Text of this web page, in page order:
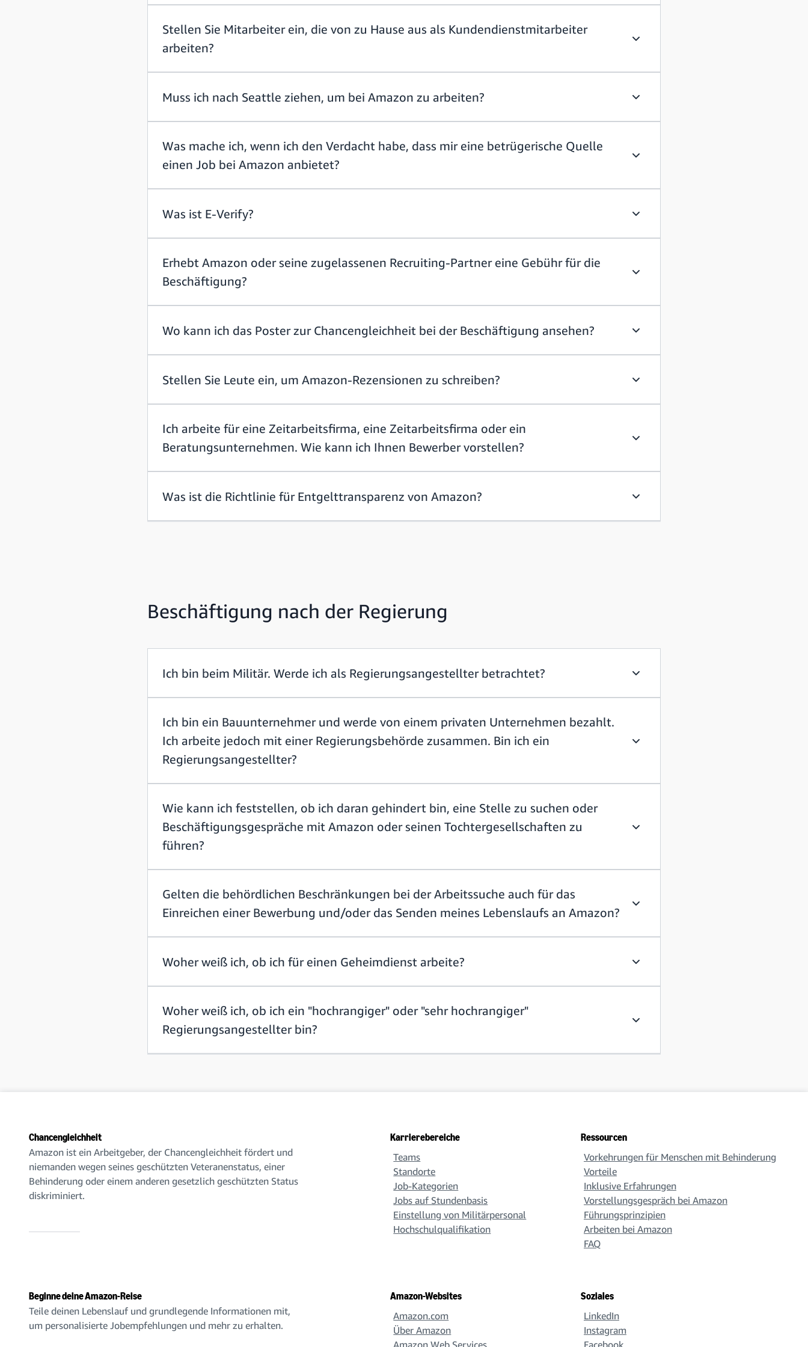
Stellen Sie Mitarbeiter ein, die von zu Hause aus als Kundendienstmitarbeiter
arbeiten?
Muss ich nach Seattle ziehen, um bei Amazon zu arbeiten?
Was mache ich, wenn ich den Verdacht habe, dass mir eine betrügerische Quelle
einen Job bei Amazon anbietet?
Was ist E-Verify?
Erhebt Amazon oder seine zugelassenen Recruiting-Partner eine Gebühr für die
Beschäftigung?
Wo kann ich das Poster zur Chancengleichheit bei der Beschäftigung ansehen?
Stellen Sie Leute ein, um Amazon-Rezensionen zu schreiben?
Ich arbeite für eine Zeitarbeitsfirma, eine Zeitarbeitsfirma oder ein
Beratungsunternehmen. Wie kann ich Ihnen Bewerber vorstellen?
Was ist die Richtlinie für Entgelttransparenz von Amazon?
Beschäftigung nach der Regierung
Ich bin beim Militär. Werde ich als Regierungsangestellter betrachtet?
Ich bin ein Bauunternehmer und werde von einem privaten Unternehmen bezahlt.
Ich arbeite jedoch mit einer Regierungsbehörde zusammen. Bin ich ein
Regierungsangestellter?
Wie kann ich feststellen, ob ich daran gehindert bin, eine Stelle zu suchen oder
Beschäftigungsgespräche mit Amazon oder seinen Tochtergesellschaften zu
führen?
Gelten die behördlichen Beschränkungen bei der Arbeitssuche auch für das
Einreichen einer Bewerbung und/oder das Senden meines Lebenslaufs an Amazon?
Woher weiß ich, ob ich für einen Geheimdienst arbeite?
Woher weiß ich, ob ich ein "hochrangiger" oder "sehr hochrangiger"
Regierungsangestellter bin?
Chancengleichheit
Amazon ist ein Arbeitgeber, der Chancengleichheit fördert und
niemanden wegen seines geschützten Veteranenstatus, einer
Behinderung oder einem anderen gesetzlich geschützten Status
diskriminiert.
Karrierebereiche
Teams
Standorte
Job-Kategorien
Jobs auf Stundenbasis
Einstellung von Militärpersonal
Hochschulqualifikation
Ressourcen
Vorkehrungen für Menschen mit Behinderung
Vorteile
Inklusive Erfahrungen
Vorstellungsgespräch bei Amazon
Führungsprinzipien
Arbeiten bei Amazon
FAQ
Beginne deine Amazon-Reise
Teile deinen Lebenslauf und grundlegende Informationen mit,
um personalisierte Jobempfehlungen und mehr zu erhalten.
Amazon-Websites
Amazon.com
Über Amazon
Amazon Web Services
Soziales
LinkedIn
Instagram
Facebook